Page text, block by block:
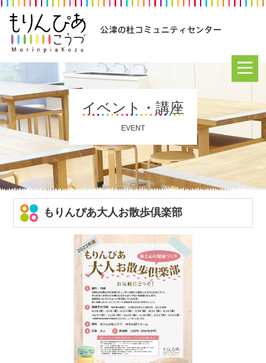
イベント・講座
EVENT
もりんぴあ大人お散歩倶楽部